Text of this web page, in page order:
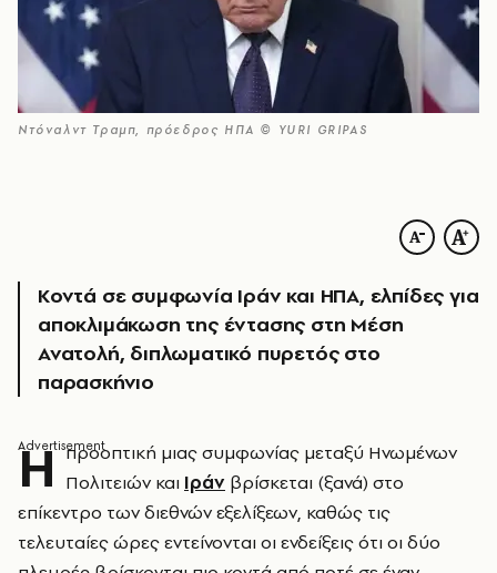
Ντόναλντ Τραμπ, πρόεδρος ΗΠΑ © YURI GRIPAS
Κοντά σε συμφωνία Ιράν και ΗΠΑ, ελπίδες για
αποκλιμάκωση της έντασης στη Μέση
Ανατολή, διπλωματικό πυρετός στο
παρασκήνιο
Η προοπτική μιας συμφωνίας μεταξύ Ηνωμένων
Πολιτειών και Ιράν βρίσκεται (ξανά) στο
επίκεντρο των διεθνών εξελίξεων, καθώς τις
τελευταίες ώρες εντείνονται οι ενδείξεις ότι οι δύο